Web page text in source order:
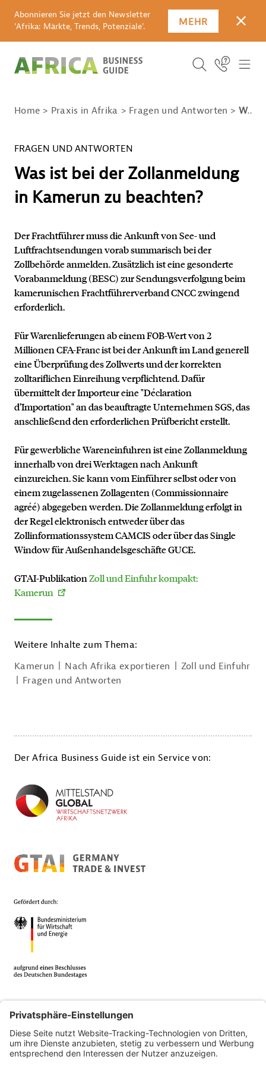
Abonnieren Sie jetzt den Newsletter
'Afrika: Märkte, Trends, Potenziale'.
MEHR
ICON
SUCHBEGRIFF
SUCHEN
Icon Link
Home Praxis in Afrika Fragen und Antworten Was ist bei der Zollanmeldung in Kamerun zu beachten?
FRAGEN UND ANTWORTEN
Was ist bei der Zollanmeldung
in Kamerun zu beachten?
Der Frachtführer muss die Ankunft von See- und
Luftfrachtsendungen vorab summarisch bei der
Zollbehörde anmelden. Zusätzlich ist eine gesonderte
Vorabanmeldung (BESC) zur Sendungsverfolgung beim
kamerunischen Frachtführerverband CNCC zwingend
erforderlich.
Für Warenlieferungen ab einem FOB-Wert von 2
Millionen CFA-Franc ist bei der Ankunft im Land generell
eine Überprüfung des Zollwerts und der korrekten
zolltariflichen Einreihung verpflichtend. Dafür
übermittelt der Importeur eine "Déclaration
d’Importation" an das beauftragte Unternehmen SGS, das
anschließend den erforderlichen Prüfbericht erstellt.
Für gewerbliche Wareneinfuhren ist eine Zollanmeldung
innerhalb von drei Werktagen nach Ankunft
einzureichen. Sie kann vom Einführer selbst oder von
einem zugelassenen Zollagenten (Commissionnaire
agréé) abgegeben werden. Die Zollanmeldung erfolgt in
der Regel elektronisch entweder über das
Zollinformationssystem CAMCIS oder über das Single
Window für Außenhandelsgeschäfte GUCE.
GTAI-PublikationZoll und Einfuhr kompakt:
Kamerun
Weitere Inhalte zum Thema:
Kamerun
Nach Afrika exportieren
Zoll und Einfuhr
Fragen und Antworten
Der Africa Business Guide ist ein Service von:
© 2026 Africa Business Guide